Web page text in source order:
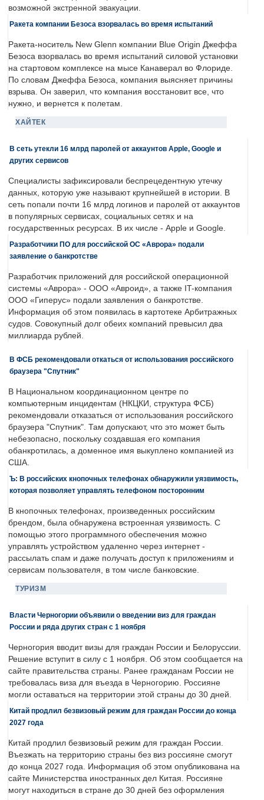
возможной экстренной эвакуации.
Ракета компании Безоса взорвалась во время испытаний
Ракета-носитель New Glenn компании Blue Origin Джеффа
Безоса взорвалась во время испытаний силовой установки
на стартовом комплексе на мысе Канаверал во Флориде.
По словам Джеффа Безоса, компания выясняет причины
взрыва. Он заверил, что компания восстановит все, что
нужно, и вернется к полетам.
ХАЙТЕК
В сеть утекли 16 млрд паролей от аккаунтов Apple, Google и
других сервисов
Специалисты зафиксировали беспрецедентную утечку
данных, которую уже называют крупнейшей в истории. В
сеть попали почти 16 млрд логинов и паролей от аккаунтов
в популярных сервисах, социальных сетях и на
государственных ресурсах. В их числе - Apple и Google.
Разработчики ПО для российской ОС «Аврора» подали
заявление о банкротстве
Разработчик приложений для российской операционной
системы «Аврора» - ООО «Авроид», а также IT-компания
ООО «Гиперус» подали заявления о банкротстве.
Информация об этом появилась в картотеке Арбитражных
судов. Совокупный долг обеих компаний превысил два
миллиарда рублей.
В ФСБ рекомендовали откаться от использования российского
браузера "Спутник"
В Национальном координационном центре по
компьютерным инцидентам (НКЦКИ, структура ФСБ)
рекомендовали отказаться от использования российского
браузера "Спутник". Там допускают, что это может быть
небезопасно, поскольку создавшая его компания
обанкротилась, а доменное имя выкуплено компанией из
США.
Ъ: В российских кнопочных телефонах обнаружили уязвимость,
которая позволяет управлять телефоном посторонним
В кнопочных телефонах, произведенных российским
брендом, была обнаружена встроенная уязвимость. С
помощью этого программного обеспечения можно
управлять устройством удаленно через интернет -
рассылать спам и даже получать доступ к приложениям и
сервисам пользователя, в том числе банковские.
ТУРИЗМ
Власти Черногории объявили о введении виз для граждан
России и ряда других стран с 1 ноября
Черногория вводит визы для граждан России и Белоруссии.
Решение вступит в силу с 1 ноября. Об этом сообщается на
сайте правительства страны. Ранее гражданам России не
требовалась виза для въезда в Черногорию. Россияне
могли оставаться на территории этой страны до 30 дней.
Китай продлил безвизовый режим для граждан России до конца
2027 года
Китай продлил безвизовый режим для граждан России.
Въезжать на территорию страны без виз россияне смогут
до конца 2027 года. Информация об этом опубликована на
сайте Министерства иностранных дел Китая. Россияне
могут находиться в стране до 30 дней без оформления